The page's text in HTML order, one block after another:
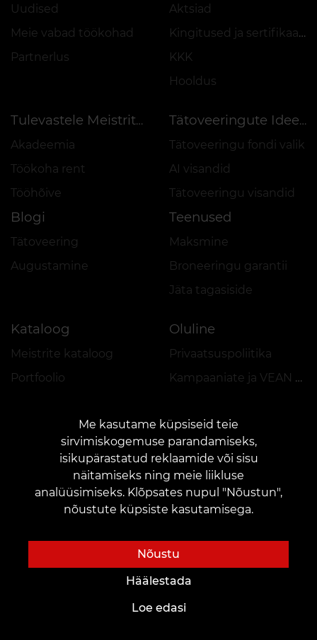
Uudised
Meie vabad töökohad
Partnerlus
Aktsiad
Kingitused ja sertifikaadid
KKK
Hooldus
Tulevastele Meistritele
Akadeemia
Töökoha rent
Tööhõive
Tätoveeringute Ideed
Tätoveeringu fondi valik
AI visandid
Tätoveeringu visandid
Blogi
Tätoveering
Augustamine
Teenused
Maksmine
Broneeringu garantii
Jäta tagasiside
Kataloog
Meistrite kataloog
Portfoolio
Oluline
Privaatsuspoliitika
Kampaaniate ja VEAN COINS eeskiri
KONTAKTID
Võtke meiega ühendust:customers@vean-tattoo.ee
Koostöö: marketing.veantattoo@gmail.com
Kaebused ja ettepanekud:complaints@vean-tattoo.com
Me kasutame küpsiseid teie
sirvimiskogemuse parandamiseks,
isikupärastatud reklaamide või sisu
näitamiseks ning meie liikluse
analüüsimiseks. Klõpsates nupul "Nõustun",
nõustute küpsiste kasutamisega.
Nõustu
Häälestada
Loe edasi